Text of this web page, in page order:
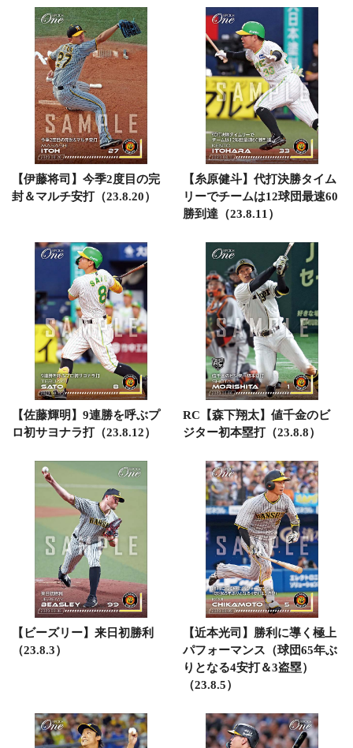
【伊藤将司】今季2度目の完
封＆マルチ安打（23.8.20）
【糸原健斗】代打決勝タイム
リーでチームは12球団最速60
勝到達（23.8.11）
【佐藤輝明】9連勝を呼ぶプ
ロ初サヨナラ打（23.8.12）
RC【森下翔太】値千金のビ
ジター初本塁打（23.8.8）
【ビーズリー】来日初勝利
（23.8.3）
【近本光司】勝利に導く極上
パフォーマンス（球団65年ぶ
りとなる4安打＆3盗塁）
（23.8.5）